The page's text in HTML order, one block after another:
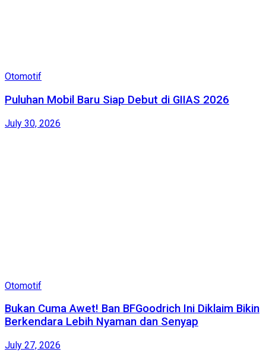
Otomotif
Puluhan Mobil Baru Siap Debut di GIIAS 2026
July 30, 2026
Otomotif
Bukan Cuma Awet! Ban BFGoodrich Ini Diklaim Bikin
Berkendara Lebih Nyaman dan Senyap
July 27, 2026